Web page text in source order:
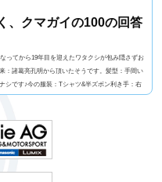
、クマガイの100の回答
ってから19年目を迎えたワタクシが包み隠さずお
：諸葛亮孔明から頂いたそうです。髪型：手間い
シです♪今の服装：Tシャツ&半ズボン利き手：右